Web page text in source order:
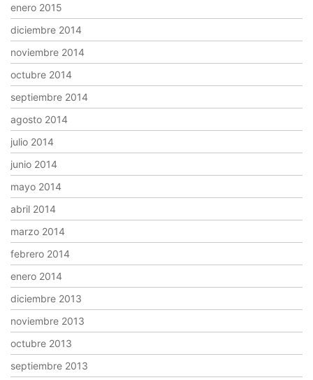
enero 2015
diciembre 2014
noviembre 2014
octubre 2014
septiembre 2014
agosto 2014
julio 2014
junio 2014
mayo 2014
abril 2014
marzo 2014
febrero 2014
enero 2014
diciembre 2013
noviembre 2013
octubre 2013
septiembre 2013